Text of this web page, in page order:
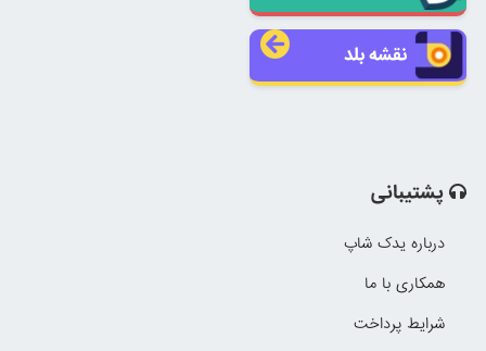
نقشه بلد
پشتیبانی
درباره یدک شاپ
همکاری با ما
شرایط پرداخت